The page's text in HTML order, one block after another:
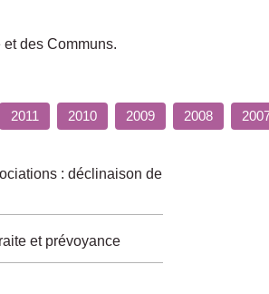
des Communs.
2011 2010 2009 2008
: déclinaison de
et prévoyance